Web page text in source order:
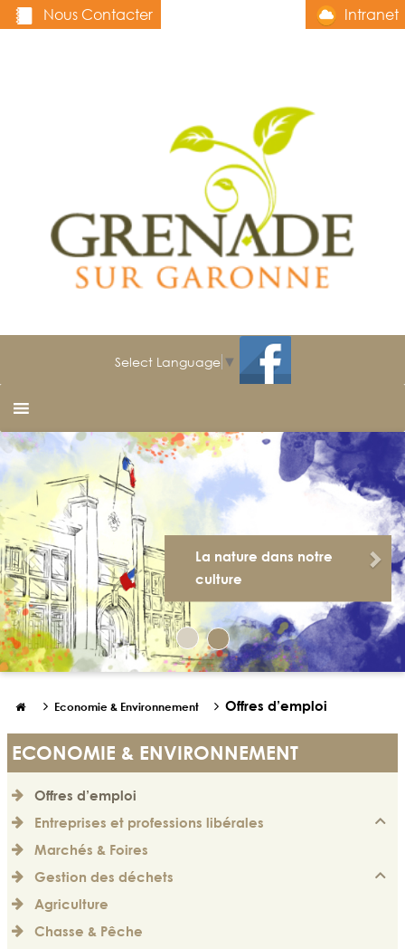
Nous Contacter Intranet
Select Language ▼
La nature dans notre
culture
Previous
  Economie & Environnement  Offres d’emploi
ECONOMIE & ENVIRONNEMENT
Offres d’emploi
Entreprises et professions libérales
Marchés & Foires
Gestion des déchets
Agriculture
Chasse & Pêche